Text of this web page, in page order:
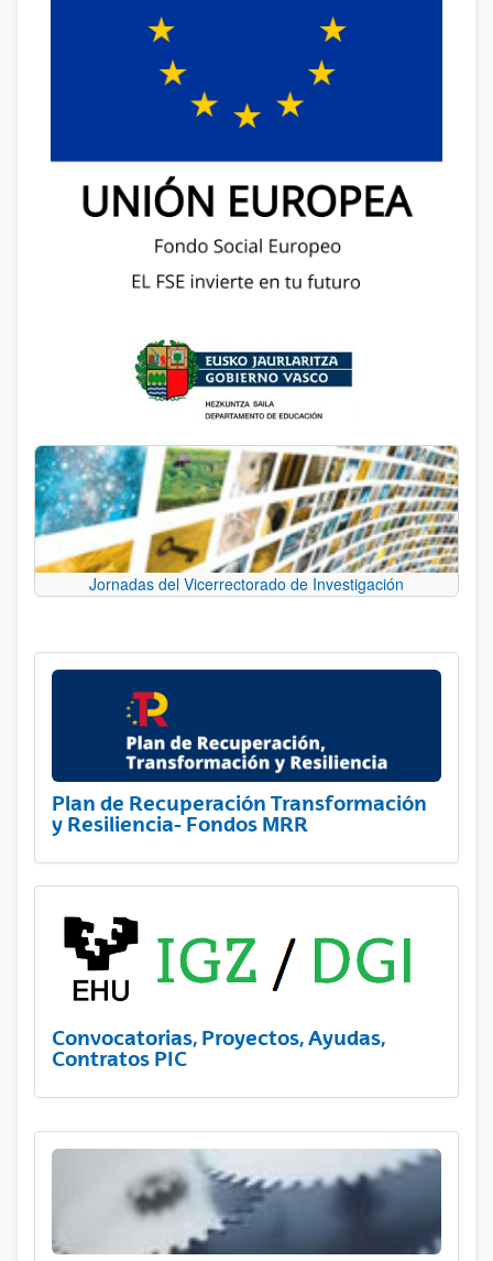
Jornadas del Vicerrectorado de Investigación
Plan de Recuperación Transformación
y Resiliencia- Fondos MRR
Convocatorias, Proyectos, Ayudas,
Contratos PIC